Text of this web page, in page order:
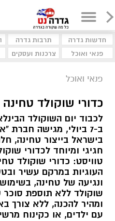
חדשות גדרה תרבות גדרה
פנאי ואוכל
צרכנות ועסקים
פנאי ואוכל
כדורי שוקולד
לכבוד יום השוקולד
ב-7 ביולי, מגישה חברת
בישראל בייצור טחינה,
חגיגי ומיוחד לכדורי
טוויסט: כדורי שוקולד
העוגיות במרקם עשיר
ונגיעה של טחינה,
שוקולד ללא תוספת
ומהיר להכנה, ללא צורך
עם ילדים, או כקינוח